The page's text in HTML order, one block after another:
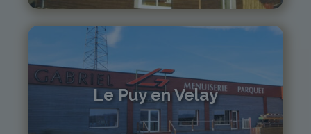
Le Puy en Velay